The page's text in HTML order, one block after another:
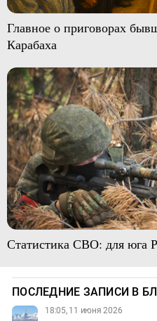
Главное о приговорах
Карабаха
Статистика СВО: для юга
ПОСЛЕДНИЕ ЗАПИСИ В
18:05, 11 июня 2026